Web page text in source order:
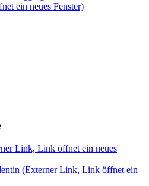
ein neues Fenster)
Link, Link öffnet ein neues
(Externer Link, Link öffnet ein